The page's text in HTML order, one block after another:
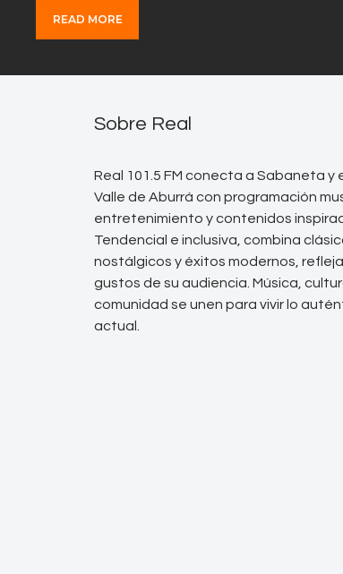
READ MORE
Sobre Real
Real 101.5 FM conecta a Sabaneta y
Valle de Aburrá con programación
entretenimiento y contenidos
Tendencial e inclusiva, combina
nostálgicos y éxitos modernos,
gustos de su audiencia. Música,
comunidad se unen para vivir lo
actual.